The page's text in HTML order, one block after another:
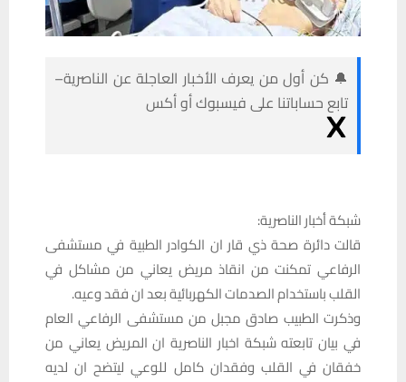
🔔 كن أول من يعرف الأخبار العاجلة عن الناصرية–
تابع حساباتنا على فيسبوك أو أكس
شبكة أخبار الناصرية:
قالت دائرة صحة ذي قار ان الكوادر الطبية في مستشفى
الرفاعي تمكنت من انقاذ مريض يعاني من مشاكل في
القلب باستخدام الصدمات الكهربائية بعد ان فقد وعيه.
وذكرت الطبيب صادق مجبل من مستشفى الرفاعي العام
في بيان تابعته شبكة اخبار الناصرية ان المريض يعاني من
خفقان في القلب وفقدان كامل للوعي ليتضح ان لديه